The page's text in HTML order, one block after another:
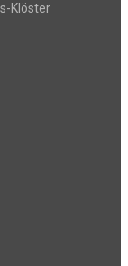
Klöster